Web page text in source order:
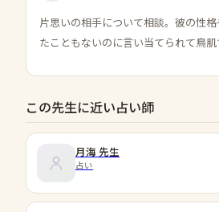
片思いの相手について相談。彼の性
たこともないのに言い当てられて鳥肌
この先生に近い占い師
月海 先生
占い